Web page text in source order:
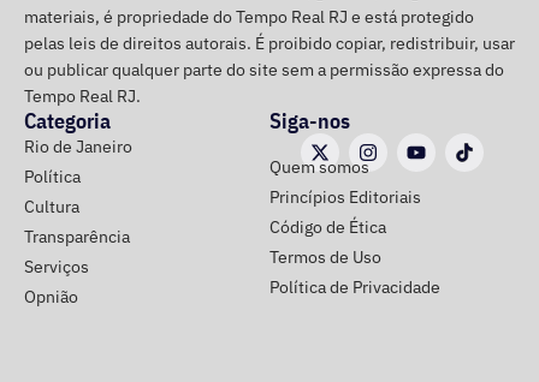
Segundo a portaria, a medida serve para validar e
regularizar decisões de gestão e investimentos que já
vinham sendo praticados pelos servidores designados
desde o mês passado. O fundo justifica a retroatividade
na necessidade de preservar a continuidade do serviço
público, a eficiência e a segurança jurídica de suas
operações.
materiais, é propriedade do Tempo Real RJ e está protegido
pelas leis de direitos autorais. É proibido copiar, redistribuir, usar
ou publicar qualquer parte do site sem a permissão expressa do
Tempo Real RJ.
Categoria
Rio de Janeiro
Política
Cultura
Transparência
Serviços
Opnião
Siga-nos
Quem somos
Princípios Editoriais
Código de Ética
Termos de Uso
Política de Privacidade